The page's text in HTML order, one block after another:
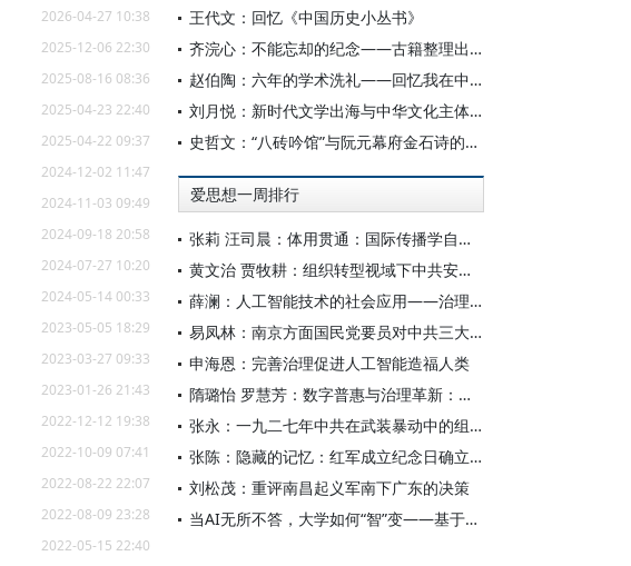
2026-04-27 10:38
2025-12-06 22:30
2025-08-16 08:36
2025-04-23 22:40
2025-04-22 09:37
2024-12-02 11:47
2024-11-03 09:49
2024-09-18 20:58
2024-07-27 10:20
2024-05-14 00:33
2023-05-05 18:29
2023-03-27 09:33
2023-01-26 21:43
2022-12-12 19:38
2022-10-09 07:41
2022-08-22 22:07
2022-08-09 23:28
2022-05-15 22:40
王代文：回忆《中国历史小丛书》
齐浣心：不能忘却的纪念——古籍整理出版规划小组成立六十载记
赵伯陶：六年的学术洗礼——回忆我在中华书局的日子
刘月悦：新时代文学出海与中华文化主体性建构
史哲文：“八砖吟馆”与阮元幕府金石诗的学人品格、诗学祈向
爱思想一周排行
张莉 汪司晨：体用贯通：国际传播学自主知识体系的建构逻辑与学科交叉进路
黄文治 贾牧耕：组织转型视域下中共安徽省临时委员会的“两建两废”（1927—1931）
薛澜：人工智能技术的社会应用——治理挑战
易凤林：南京方面国民党要员对中共三大起义的反应
申海恩：完善治理促进人工智能造福人类
隋璐怡 罗慧芳：数字普惠与治理革新：中国人工智能赋能全球南方发展
张永：一九二七年中共在武装暴动中的组织转型
张陈：隐藏的记忆：红军成立纪念日确立前中共对南昌起义的纪念
刘松茂：重评南昌起义军南下广东的决策
当AI无所不答，大学如何“智”变——基于全国400余所高校本科生AI使用情况的调查与思考